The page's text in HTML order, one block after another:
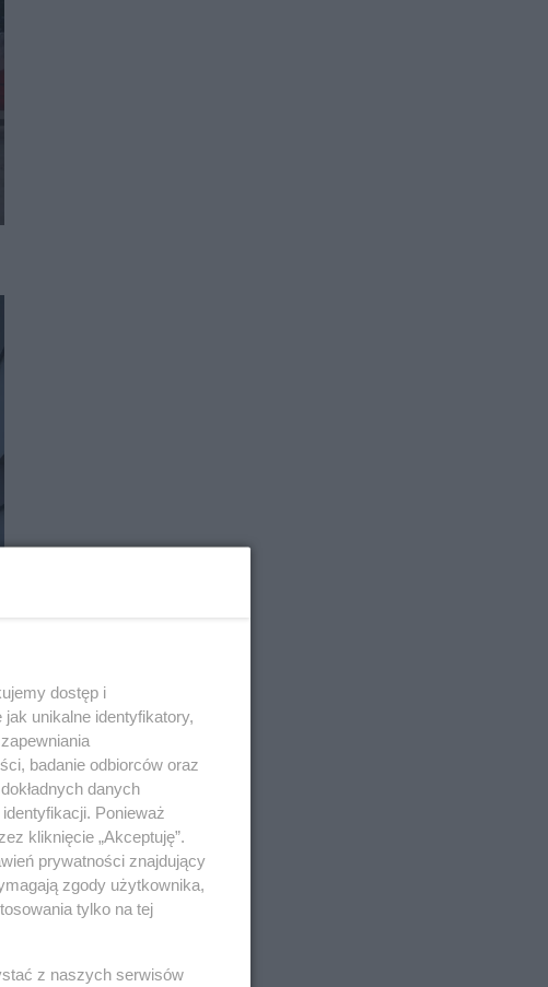
dostęp i
unikalne identyfikatory,
badanie odbiorców oraz
danych
Ponieważ
kliknięcie „Akceptuję”.
prywatności znajdujący
zgody użytkownika,
tylko na tej
z naszych serwisów